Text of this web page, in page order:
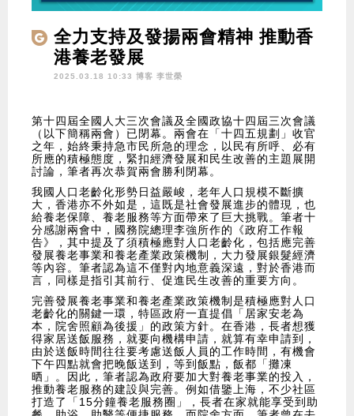
全力支持及發揚兩會精神 推動香
港養老發展
2025.03.18 10:33 博客 李世榮
第十四屆全國人大三次會議及全國政協十四屆三次會議
（以下簡稱兩會）已閉幕。兩會在「十四五規劃」收官
之年，始終秉持急市民所急的理念，以民有所呼、必有
所應的積極態度，緊扣經濟發展和民生改善的主題展開
討論，筆者再次恭賀兩會勝利閉幕。
我國人口老齡化形勢日益嚴峻，老年人口規模不斷擴
大，香港亦不外如是，這既是社會發展進步的體現，也
給養老保障、養老服務等方面帶來了巨大挑戰。筆者十
分感謝兩會中，國務院總理李強所作的《政府工作報
告》，其中提及了須積極應對人口老齡化，包括應完善
發展養老事業和養老產業政策機制，大力發展銀髮經濟
等內容。筆者認為這不僅對內地意義深遠，對於香港而
言，同樣是指引其前行、促進民生改善的重要方向。
完善發展養老事業和養老產業政策機制是積極應對人口
老齡化的關鍵一環，特區政府一直提倡「居家安老為
本，院舍照顧為後援」的政策方針。在香港，長者想獲
得家居送飯服務，就要向機構申請，就算有幸申請到，
由於送飯時間往往要考慮送飯人員的工作時間，有機會
下午四點就會把晚飯送到，等到飯點，飯都「攤凍
晒」。因此，筆者認為政府要加大對養老事業的投入，
推動養老服務的建設與完善。例如借鑒上海，不少社區
打造了「15分鐘養老服務圈」，長者在家就能享受到助